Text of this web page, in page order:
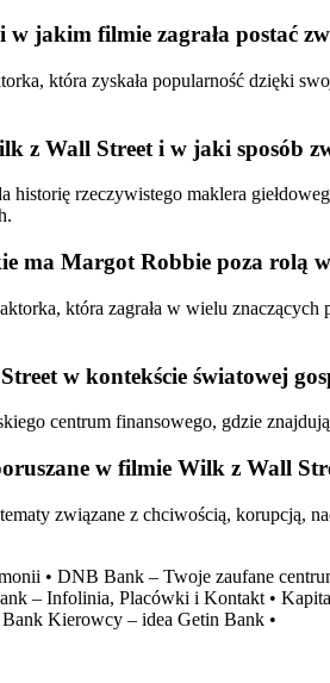
jakim filmie zagrała postać
która zyskała popularność dzięki
z Wall Street i w jaki sposób
rzeczywistego maklera
ma Margot Robbie poza rolą
która zagrała w wielu
w kontekście światowej
centrum finansowego, gdzie
w filmie Wilk z Wall
związane z chciwością, korupcją,
• DNB Bank – Twoje zaufane
– Infolinia, Placówki i Kontakt •
Bank Kierowcy – idea Getin Bank •